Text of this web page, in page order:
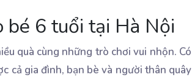
6 tuổi tại Hà Nội
quà cùng những trò chơi vui nhộn. Có
cả gia đình, bạn bè và người thân quây